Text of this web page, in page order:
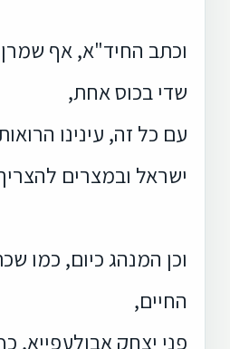
וכתב החיד"א, אף
שדי בכוס אחת,
עם כל זה, עינינו
ישראל ובמצרים
וכן המנהג כיום, כמו
החיים,
פני יצחק אבולעפייא,